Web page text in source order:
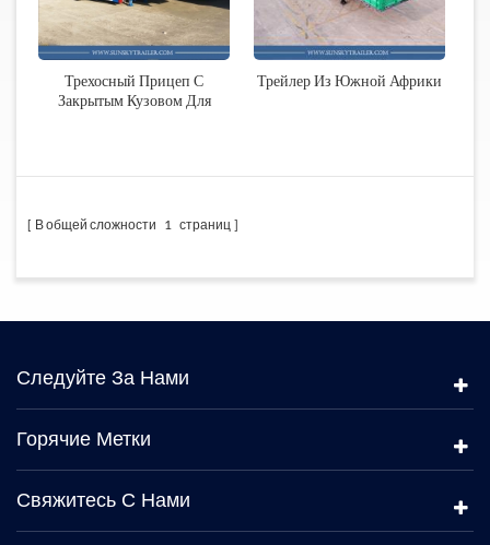
Трехосный Прицеп С
Закрытым Кузовом Для
Трейлер Из Южной Африки
В общей сложности 1 страниц
Следуйте За Нами
Горячие Метки
Свяжитесь С Нами